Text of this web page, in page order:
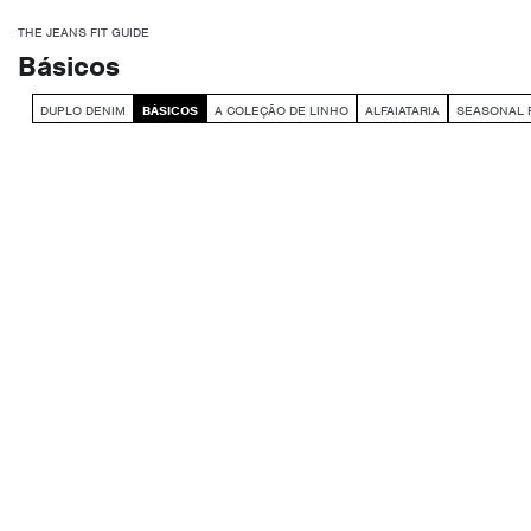
THE JEANS FIT GUIDE
Básicos
DUPLO DENIM BÁSICOS A COLEÇÃO DE LINHO ALFAIATARIA SEASONAL